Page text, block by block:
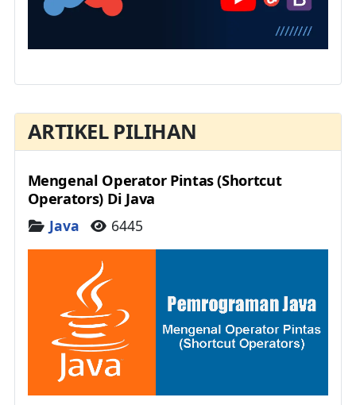
ARTIKEL PILIHAN
Mengenal Operator Pintas (Shortcut
Operators) Di Java
Details
Java 6445